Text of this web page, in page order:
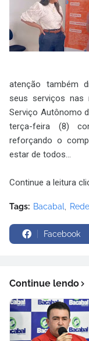
atenção também
seus serviços nas
Serviço Autônomo
terça-feira (8)
reforçando o
estar de todos...
Continue a leitura
Tags: Bacabal
Facebook
Continue lendo